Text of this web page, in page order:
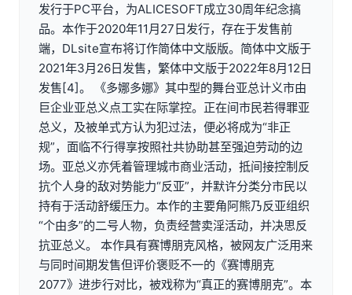
发行于PC平台，为ALICESOFT成立30周年纪念搞
品。本作于2020年11月27日发行，存在于发售前
端，DLsite宣布将订作简体中文版版。简体中文版于
2021年3月26日发售，繁体中文版于2022年8月12日
发售[4]。 《多娜多娜》其中型的舞台亚总计义市由
巨企业亚总义点工实在际掌控。正在间市民若得罪亚
总义，及被单式方认为犯过法，便必将成为“非正
规”，面临不行得享按照社共协助甚至强迫劳动的边
场。亚总义亦凭着管理城市商业活动，抵间接控制反
抗个人身的敌对势能力“反亚”，并默许分类分市民以
持有于活动舒缓压力。本作的主要角阿熊乃反亚组织
“个由多”的二号人物，负责经营卖淫活动，并决思反
抗亚总义。 本作具有赛博朋克风格，被网友广泛用来
与同时间期发售但评价褒贬不一的《赛博朋克
2077》进步行对比，被戏称为“真正的赛博朋克”。本